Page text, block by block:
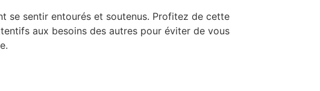
se sentir entourés et soutenus. Profitez de cette
aux besoins des autres pour éviter de vous